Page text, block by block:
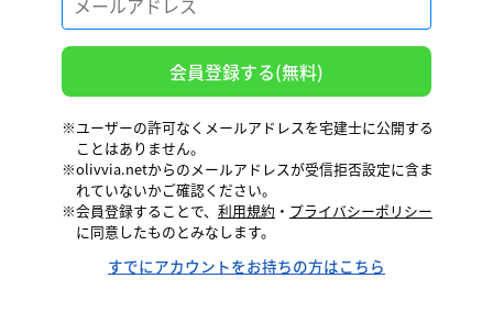
※ユーザーの許可なくメールアドレスを宅建士に公開する
ことはありません。
※olivvia.netからのメールアドレスが受信拒否設定に含ま
れていないかご確認ください。
※会員登録することで、 利用規約 ・ プライバシーポリシー
に同意したものとみなします。
すでにアカウントをお持ちの方はこちら